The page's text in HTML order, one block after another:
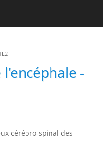
-
cérébro-spinal des